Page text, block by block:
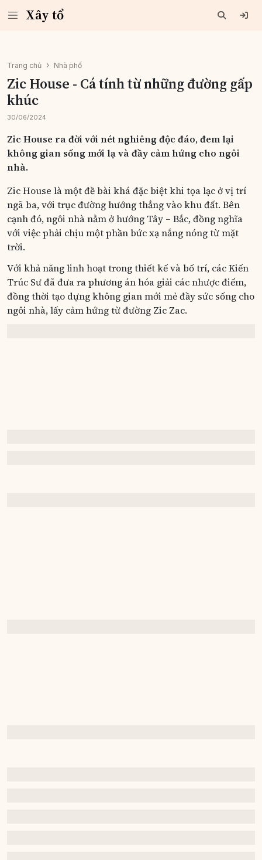
Xây tổ
Trang chủ Nhà phố
Zic House - Cá tính từ những đường gấp
khúc
30/06/2024
Zic House ra đời với nét nghiêng độc đáo, đem lại
không gian sống mới lạ và đầy cảm hứng cho ngôi
nhà.
Zic House là một đề bài khá đặc biệt khi tọa lạc ở vị trí
ngã ba, với trục đường hướng thẳng vào khu đất. Bên
cạnh đó, ngôi nhà nằm ở hướng Tây – Bắc, đồng nghĩa
với việc phải chịu một phần bức xạ nắng nóng từ mặt
trời.
Với khả năng linh hoạt trong thiết kế và bố trí, các Kiến
Trúc Sư đã đưa ra phương án hóa giải các nhược điểm,
đồng thời tạo dựng không gian mới mẻ đầy sức sống cho
ngôi nhà, lấy cảm hứng từ đường Zic Zac.